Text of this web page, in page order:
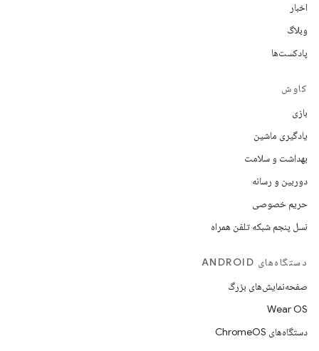
اخبار
وبلاگ
پادکست‌ها
کاوش
بازی
یادگیری ماشین
بهداشت و سلامت
دوربین و رسانه
حریم خصوصی
نسل پنجم شبکه تلفن همراه
دستگاه‌های ANDROID
صفحه‌نمایش‌های بزرگ
Wear OS
دستگاه‌های ChromeOS